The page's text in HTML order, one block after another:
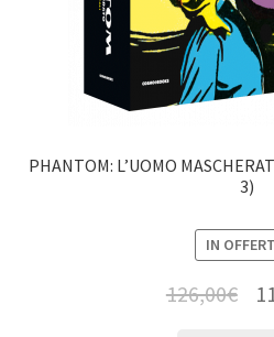
PHANTOM: L’UOMO
3)
IN
126,00€